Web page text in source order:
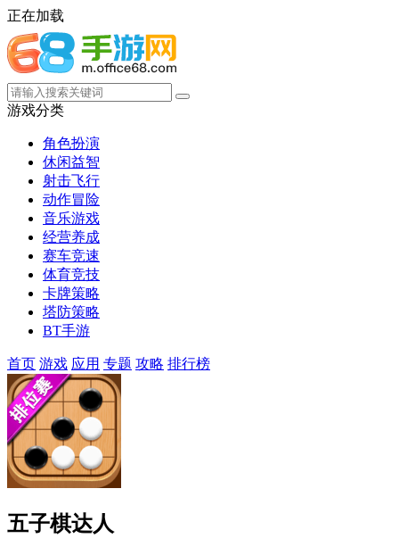
正在加载
游戏分类
角色扮演
休闲益智
射击飞行
动作冒险
音乐游戏
经营养成
赛车竞速
体育竞技
卡牌策略
塔防策略
BT手游
首页 游戏 应用 专题 攻略 排行榜
五子棋达人